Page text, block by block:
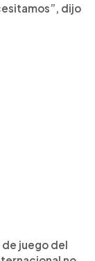
dijo
juego del